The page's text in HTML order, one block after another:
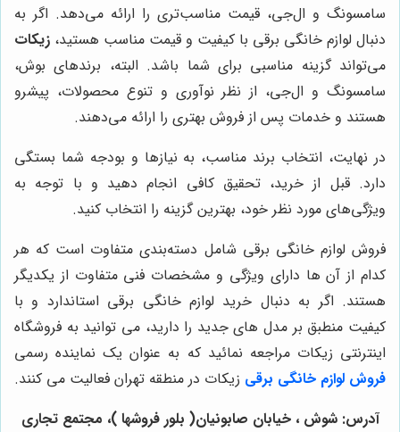
سامسونگ و ال‌جی، قیمت مناسب‌تری را ارائه می‌دهد. اگر به
دنبال لوازم خانگی برقی با کیفیت و قیمت مناسب هستید، زیکات
می‌تواند گزینه مناسبی برای شما باشد. البته، برندهای بوش،
سامسونگ و ال‌جی، از نظر نوآوری و تنوع محصولات، پیشرو
هستند و خدمات پس از فروش بهتری را ارائه می‌دهند.
در نهایت، انتخاب برند مناسب، به نیازها و بودجه شما بستگی
دارد. قبل از خرید، تحقیق کافی انجام دهید و با توجه به
ویژگی‌های مورد نظر خود، بهترین گزینه را انتخاب کنید.
فروش لوازم خانگی برقی شامل دسته‌بندی متفاوت است که هر
کدام از آن ها دارای ویژگی و مشخصات فنی متفاوت از یکدیگر
هستند. اگر به دنبال خرید لوازم خانگی برقی استاندارد و با
کیفیت منطبق بر مدل های جدید را دارید، می توانید به فروشگاه
اینترنتی زیکات مراجعه نمائید که به عنوان یک نماینده رسمی
فروش لوازم خانگی برقی زیکات در منطقه تهران فعالیت می کنند.
آدرس: شوش ، خیابان صابونیان( بلور فروشها )، مجتمع تجاری